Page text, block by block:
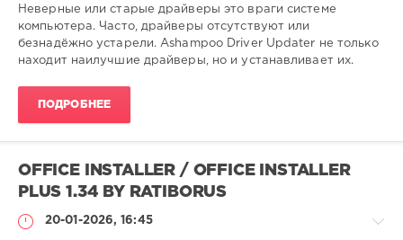
установка ,
обновление,
поиск,
драйверов,
Неверные или старые драйверы это враги системе
компьютера. Часто, драйверы отсутствуют или
безнадёжно устарели. Ashampoo Driver Updater не только
находит наилучшие драйверы, но и устанавливает их.
ПОДРОБНЕЕ
OFFICE INSTALLER / OFFICE INSTALLER
PLUS 1.34 BY RATIBORUS
20-01-2026, 16:45